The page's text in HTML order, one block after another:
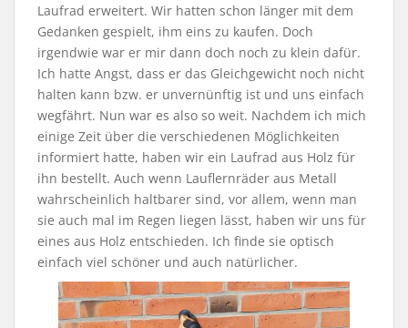
Laufrad erweitert. Wir hatten schon länger mit dem
Gedanken gespielt, ihm eins zu kaufen. Doch
irgendwie war er mir dann doch noch zu klein dafür.
Ich hatte Angst, dass er das Gleichgewicht noch nicht
halten kann bzw. er unvernünftig ist und uns einfach
wegfährt. Nun war es also so weit. Nachdem ich mich
einige Zeit über die verschiedenen Möglichkeiten
informiert hatte, haben wir ein Laufrad aus Holz für
ihn bestellt. Auch wenn Lauflernräder aus Metall
wahrscheinlich haltbarer sind, vor allem, wenn man
sie auch mal im Regen liegen lässt, haben wir uns für
eines aus Holz entschieden. Ich finde sie optisch
einfach viel schöner und auch natürlicher.